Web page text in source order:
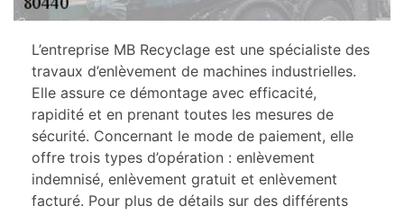
L’entreprise MB Recyclage est une spécialiste des
travaux d’enlèvement de machines industrielles.
Elle assure ce démontage avec efficacité,
rapidité et en prenant toutes les mesures de
sécurité. Concernant le mode de paiement, elle
offre trois types d’opération : enlèvement
indemnisé, enlèvement gratuit et enlèvement
facturé. Pour plus de détails sur des différents